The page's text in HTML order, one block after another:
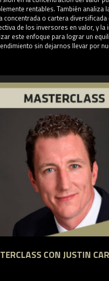
rentables. También analiza
concentrada o cartera diversificada
de los inversores en valor, y la
este enfoque para lograr un
sin dejarnos llevar por
y al mercado. ¿Qué aprenderás en
- ¿Qué tipo de
para un inversor? ¿discrecional o
debe ser la concentración óptima
- La exposición por sectores de
tienen más potencial ¿finanzas,
en el corto y en el largo plazo,
a sus fluctuaciones?. ¿Quién es Tobias
Tobias Carlisle es el fundador y
en el fondo Acquirers Funds
de referencia mundial como: "The
How the Billionaire Contrarians of
Market" o "Concentrated Investing",
experiencia en gestión de
de empresas, gestión
públicas y derecho corporativo.
CON JUSTIN